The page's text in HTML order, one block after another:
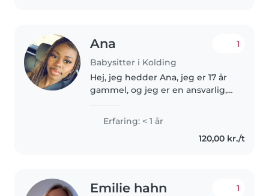
Ana
Babysitter i Kolding
1
Hej, jeg hedder Ana, jeg er 17 år
gammel, og jeg er en ansvarlig,
babysitter, som elsker at være
sammen med børn generelt. Jeg
taler engelsk, fransk og spansk,..
Erfaring: < 1 år
120,00 kr./t
Emilie hahn 1